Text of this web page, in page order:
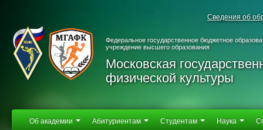
Сведения об
Федеральное государственное бюджетное
учреждение высшего образования
Московская
физической культуры
Об академии Абитуриентам Студентам Наука